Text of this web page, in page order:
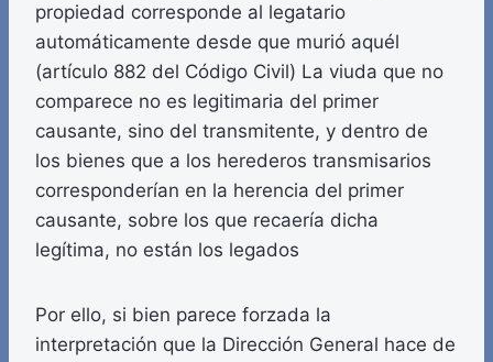
propiedad corresponde al legatario
automáticamente desde que murió aquél
(artículo 882 del Código Civil) La viuda que no
comparece no es legitimaria del primer
causante, sino del transmitente, y dentro de
los bienes que a los herederos transmisarios
corresponderían en la herencia del primer
causante, sobre los que recaería dicha
legítima, no están los legados
Por ello, si bien parece forzada la
interpretación que la Dirección General hace de